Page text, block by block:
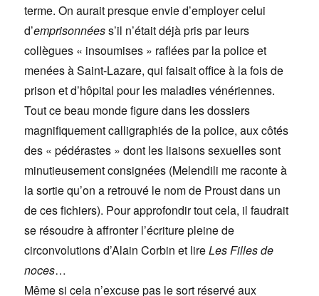
terme. On aurait presque envie d’employer celui
d’emprisonnéess’il n’était déjà pris par leurs
collègues « insoumises » raflées par la police et
menées à Saint-Lazare, qui faisait office à la fois de
prison et d’hôpital pour les maladies vénériennes.
Tout ce beau monde figure dans les dossiers
magnifiquement calligraphiés de la police, aux côtés
des « pédérastes » dont les liaisons sexuelles sont
minutieusement consignées (Melendili me raconte à
la sortie qu’on a retrouvé le nom de Proust dans un
de ces fichiers). Pour approfondir tout cela, il faudrait
se résoudre à affronter l’écriture pleine de
circonvolutions d’Alain Corbin et lireLes Filles de
noces…
Même si cela n’excuse pas le sort réservé aux